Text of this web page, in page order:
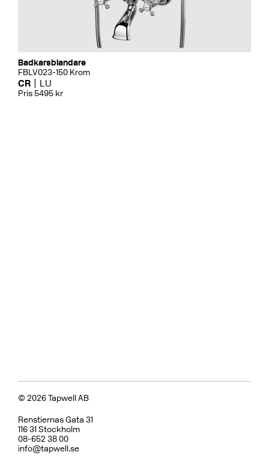
Badkarsblandare
FBLV023-150 Krom
CR LU
Pris 5495 kr
© 2026 Tapwell AB
Renstiernas Gata 31
116 31 Stockholm
08-652 38 00
info@tapwell.se